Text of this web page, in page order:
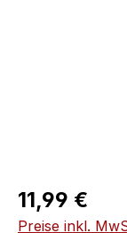
Regulärer Preis:
11,99 €
Preise inkl.